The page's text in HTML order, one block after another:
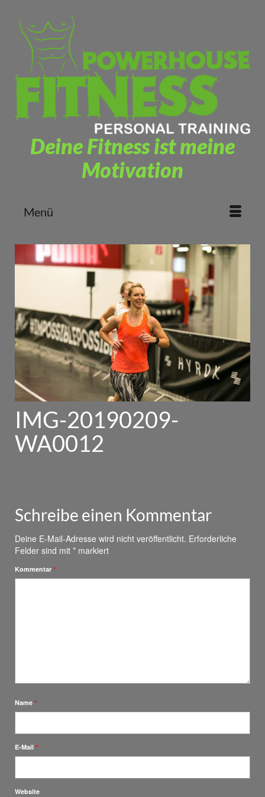
Deine Fitness ist meine
Motivation
Menü
IMG-20190209-
WA0012
Schreibe einen Kommentar
Deine E-Mail-Adresse wird nicht veröffentlicht. Erforderliche
Felder sind mit * markiert
Kommentar *
Name *
E-Mail *
Website